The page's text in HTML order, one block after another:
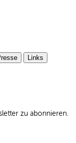
Links
zu abonnieren.